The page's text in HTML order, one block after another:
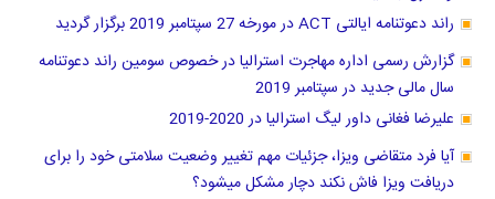
راند دعوتنامه ایالتی ACT در مورخه 27 سپتامبر 2019 برگزار گردید
گزارش رسمی اداره مهاجرت استرالیا در خصوص سومین راند دعوتنامه
سال مالی جدید در سپتامبر 2019
علیرضا فغانی داور لیگ استرالیا در 2020-2019
آیا فرد متقاضی ویزا، جزئیات مهم تغییر وضعیت سلامتی خود را برای
دریافت ویزا فاش نکند دچار مشکل میشود؟